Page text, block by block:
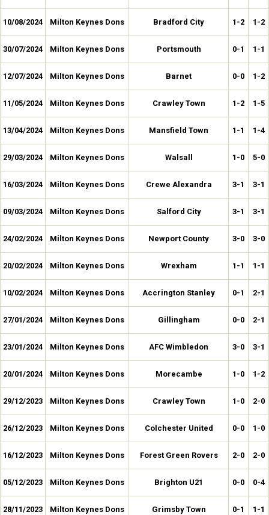
10/08/2024 Milton Keynes Dons Bradford City 1-2 1-2
30/07/2024 Milton Keynes Dons Portsmouth 0-1 1-1
12/07/2024 Milton Keynes Dons Barnet 0-0 1-2
11/05/2024 Milton Keynes Dons Crawley Town 1-2 1-5
13/04/2024 Milton Keynes Dons Mansfield Town 1-1 1-4
29/03/2024 Milton Keynes Dons Walsall 1-0 5-0
16/03/2024 Milton Keynes Dons Crewe Alexandra 3-1 3-1
09/03/2024 Milton Keynes Dons Salford City 3-1 3-1
24/02/2024 Milton Keynes Dons Newport County 3-0 3-0
20/02/2024 Milton Keynes Dons Wrexham 1-1 1-1
10/02/2024 Milton Keynes Dons Accrington Stanley 0-1 2-1
27/01/2024 Milton Keynes Dons Gillingham 0-0 2-1
23/01/2024 Milton Keynes Dons AFC Wimbledon 3-0 3-1
20/01/2024 Milton Keynes Dons Morecambe 1-0 1-2
29/12/2023 Milton Keynes Dons Crawley Town 1-0 2-0
26/12/2023 Milton Keynes Dons Colchester United 0-0 1-0
16/12/2023 Milton Keynes Dons Forest Green Rovers 2-0 2-0
05/12/2023 Milton Keynes Dons Brighton U21 0-0 0-4
28/11/2023 Milton Keynes Dons Grimsby Town 0-1 1-1